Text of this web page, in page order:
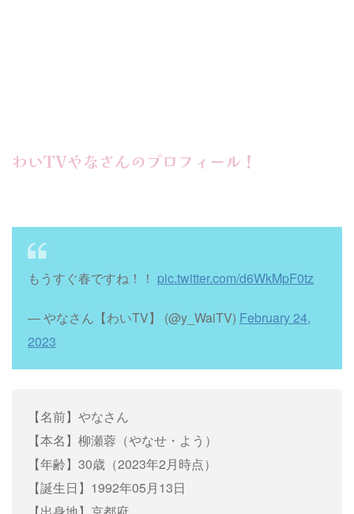
わいTVやなさんのプロフィール！
もうすぐ春ですね！！ pic.twitter.com/d6WkMpF0tz
— やなさん【わいTV】 (@y_WaiTV) February 24,
2023
【名前】やなさん
【本名】柳瀬蓉（やなせ・よう）
【年齢】30歳（2023年2月時点）
【誕生日】1992年05月13日